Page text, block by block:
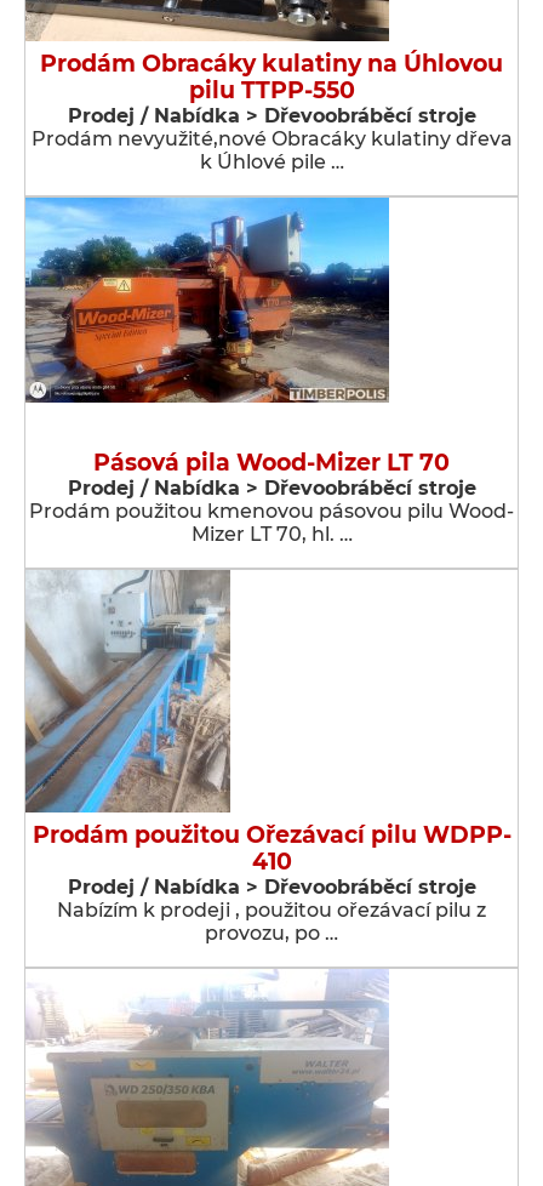
Prodám Obracáky kulatiny na Úhlovou
pilu TTPP-550
Prodej / Nabídka > Dřevoobráběcí stroje
Prodám nevyužité,nové Obracáky kulatiny dřeva
k Úhlové pile …
Pásová pila Wood-Mizer LT 70
Prodej / Nabídka > Dřevoobráběcí stroje
Prodám použitou kmenovou pásovou pilu Wood-
Mizer LT 70, hl. …
Prodám použitou Ořezávací pilu WDPP-
410
Prodej / Nabídka > Dřevoobráběcí stroje
Nabízím k prodeji , použitou ořezávací pilu z
provozu, po …